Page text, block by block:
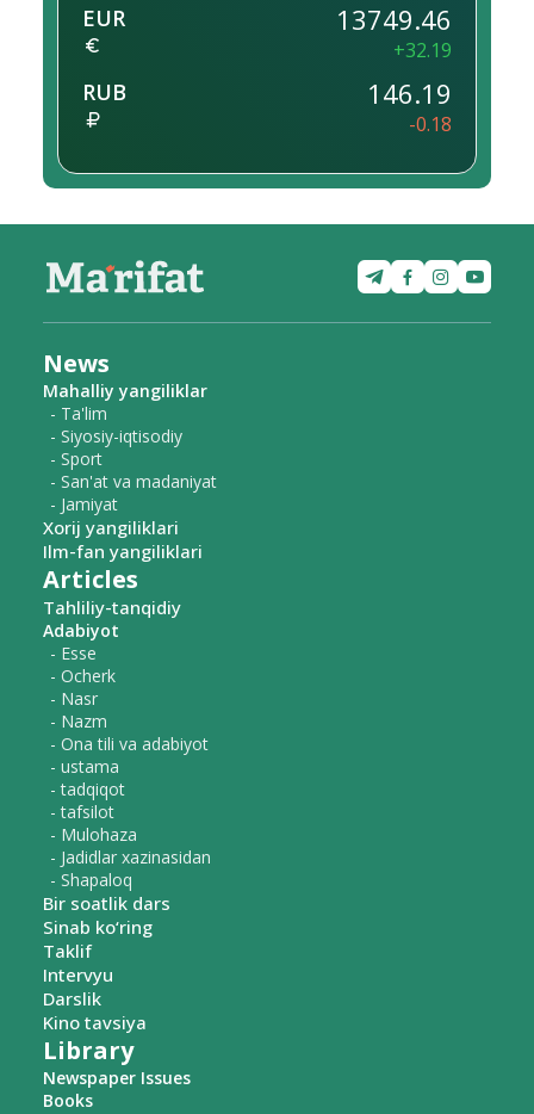
EUR 13749.46
+32.19
RUB 146.19
-0.18
News
Mahalliy yangiliklar
- Ta'lim
- Siyosiy-iqtisodiy
- Sport
- San'at va madaniyat
- Jamiyat
Xorij yangiliklari
Ilm-fan yangiliklari
Articles
Tahliliy-tanqidiy
Adabiyot
- Esse
- Ocherk
- Nasr
- Nazm
- Ona tili va adabiyot
- ustama
- tadqiqot
- tafsilot
- Mulohaza
- Jadidlar xazinasidan
- Shapaloq
Bir soatlik dars
Sinab ko‘ring
Taklif
Intervyu
Darslik
Kino tavsiya
Library
Newspaper Issues
Books